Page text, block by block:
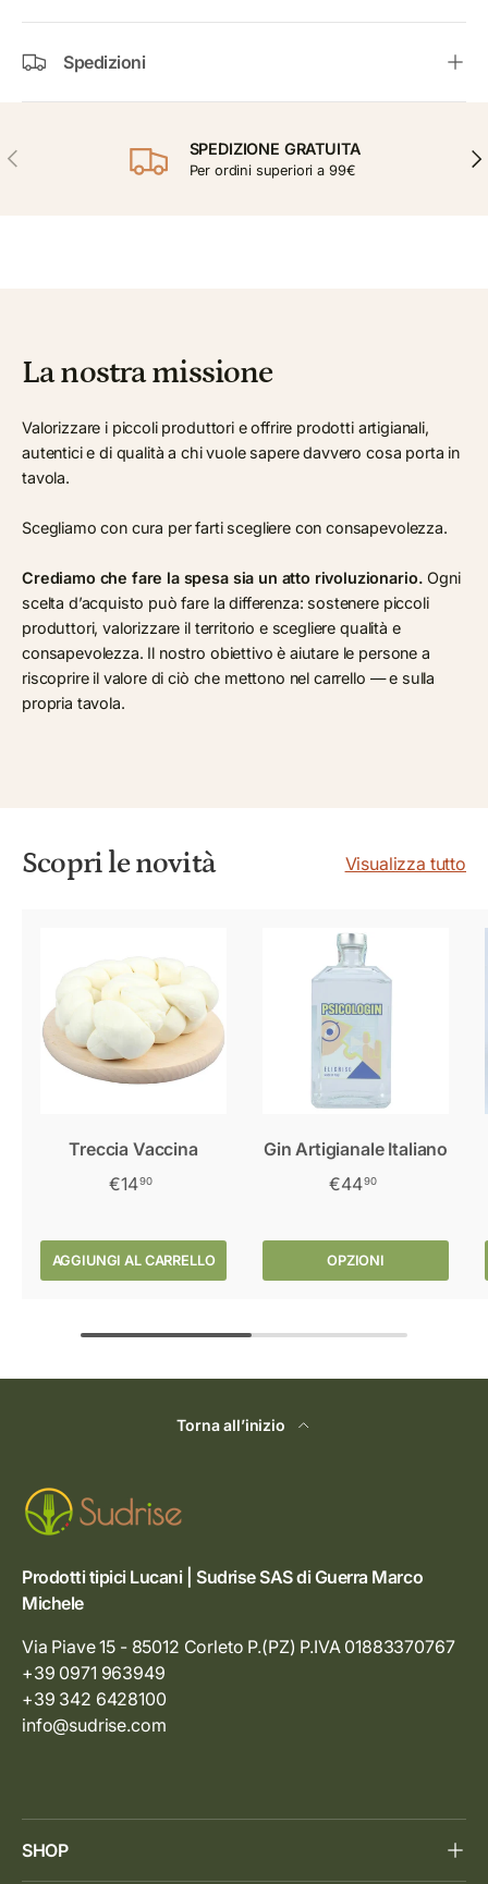
Spedizioni
INDIETRO SPEDIZIONE GRATUITA
Per ordini superiori a 99€
La nostra missione
Valorizzare i piccoli produttori e offrire prodotti artigianali,
autentici e di qualità a chi vuole sapere davvero cosa porta in
tavola.
Scegliamo con cura per farti scegliere con consapevolezza.
Crediamo che fare la spesa sia un atto rivoluzionario.Ogni
scelta d’acquisto può fare la differenza: sostenere piccoli
produttori, valorizzare il territorio e scegliere qualità e
consapevolezza. Il nostro obiettivo è aiutare le persone a
riscoprire il valore di ciò che mettono nel carrello — e sulla
propria tavola.
Scopri le novità Visualizza tutto
Treccia Vaccina
€1490
AGGIUNGI AL CARRELLO
Gin Artigianale Italiano
€4490
OPZIONI
Torna all’inizio
Prodotti tipici Lucani | Sudrise SAS di Guerra Marco
Michele
Via Piave 15 - 85012 Corleto P.(PZ) P.IVA 01883370767
+39 0971 963949
+39 342 6428100
info@sudrise.com
SHOP